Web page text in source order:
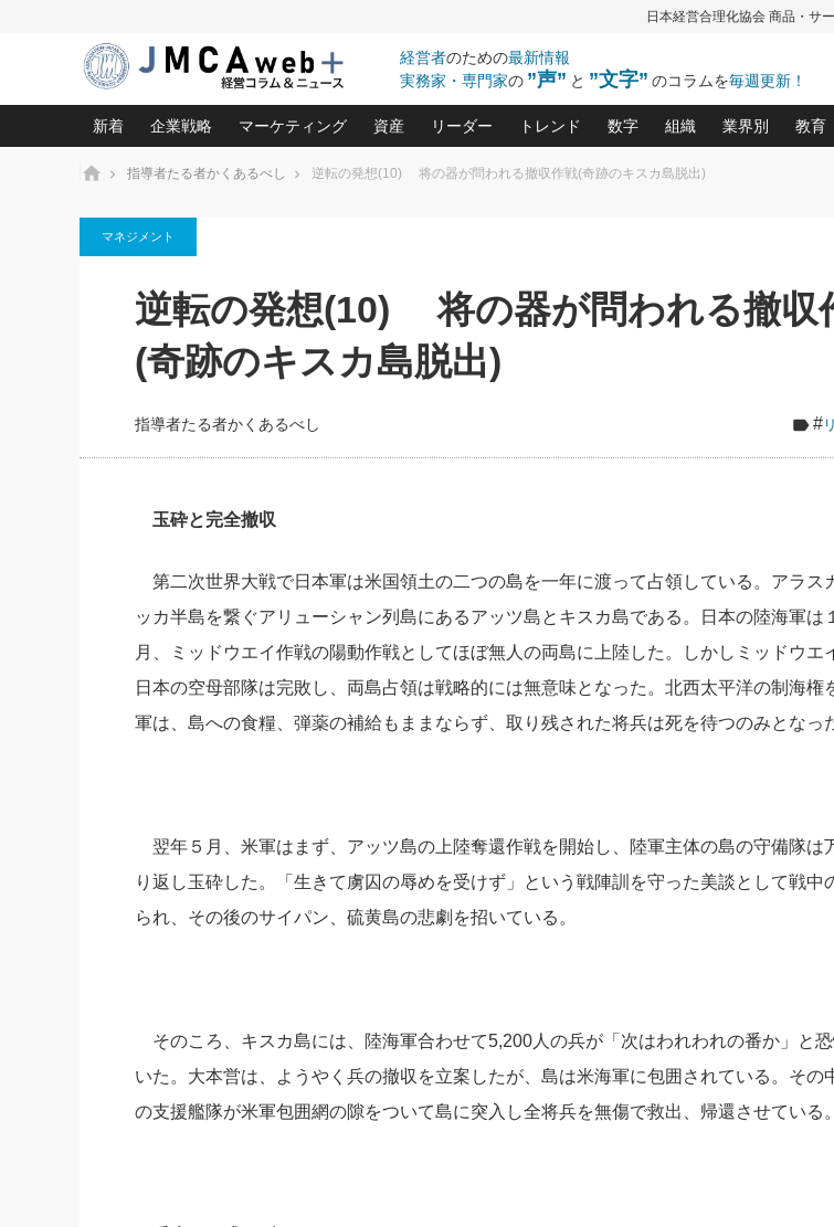
日本経営合理化協会 商品・サ
経営者のための最新情報
実務家・専門家の ”声” と ”文字” のコラムを毎週更新！
新着
第153回「内需企業があっとい
う間にグローバル成長企業に」
FOOD & LIFE COMPANIES
朝礼・会議での「社長の３分間
日号）
2026.08.5 2026.08.5
企業戦略
中小企業の「１位づくり」戦略(96)
利益を最大化する「業務改善」横田尚哉氏(5)
強い会社を築く ビジネス・クリニック(240)
日本レーザー「人を大切にしながら利益を上げる経営」の極意
(3)
武器としてのM&A入門(3)
社長のための“儲かる通販”戦略視点(151)
継続経営 百話百行(85)
マーケティング
ロングセラーの玉手箱(9)
大復活＆快進撃！ユニバーサルスタジオジャパンの成功要因と
は(5)
酒井光雄 成功事例に学ぶ繁栄企業のブランド戦略(39)
資産
中国経済の最新動向(204)
事業承継の前に、決めておきたい、知っておきたい、やってお
きたいコト(12)
会社と社長のための資産管理講座(95)
リーダー
ピョートル・F・グジバチの『経営戦略の新常識』(12)
指導者たる者かくあるべし(635)
朝礼・会議での「社長の３分間スピーチ」ネタ帳(159)
次もあなたにお願いしたいと思われる「一流の仕事術」
トレンド
北村森の「今月のヒット商品」(109)
数字
会社を守り抜くための緊急対
強い決算書の会社はココが違
決算書の“見える化”術(12)
組織
職場の生産性を下げる
賃金決定の定石(68)
顧客・社員・社会か
業界別
大久保一彦の
柿内幸夫─社
教育
あ
ク
ク
デ
業
ホーム 指導者たる者かくあるべし 逆転の発想(10) 将の器が問われる撤収作戦(奇跡のキスカ島脱出)
マネジメント
逆転の発想(10) 将の器が問われる撤収
(奇跡のキスカ島脱出)
指導者たる者かくあるべし #
玉砕と完全撤収
第二次世界大戦で日本軍は米国領土の二つの島を一年に渡って占領している。アラス
ッカ半島を繋ぐアリューシャン列島にあるアッツ島とキスカ島である。日本の陸海軍は
月、ミッドウエイ作戦の陽動作戦としてほぼ無人の両島に上陸した。しかしミッドウエ
日本の空母部隊は完敗し、両島占領は戦略的には無意味となった。北西太平洋の制海権
軍は、島への食糧、弾薬の補給もままならず、取り残された将兵は死を待つのみとなっ
翌年５月、米軍はまず、アッツ島の上陸奪還作戦を開始し、陸軍主体の島の守備隊は
り返し玉砕した。「生きて虜囚の辱めを受けず」という戦陣訓を守った美談として戦中
られ、その後のサイパン、硫黄島の悲劇を招いている。
そのころ、キスカ島には、陸海軍合わせて5,200人の兵が「次はわれわれの番か」と
いた。大本営は、ようやく兵の撤収を立案したが、島は米海軍に包囲されている。その
の支援艦隊が米軍包囲網の隙をついて島に突入し全将兵を無傷で救出、帰還させている。